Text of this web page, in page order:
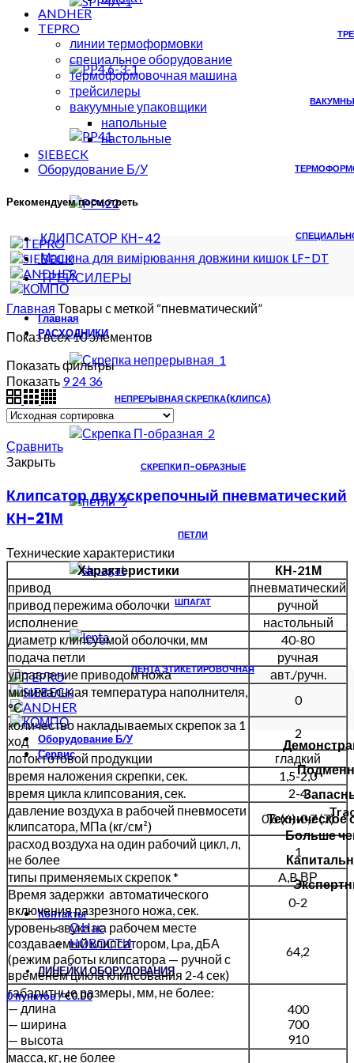
Главная
РАСХОДНИКИ
НЕПРЕРЫВНАЯ СКРЕПКА(КЛИПСА)
СКРЕПКИ П-ОБРАЗНЫЕ
ПЕТЛИ
ШПАГАТ
ЛЕНТА ЭТИКЕТИРОВОЧНАЯ
Оборудование Б/У
Сервис
Техническое
Больше
Контакты
О Нас
НОВОСТИ
ЛИНЕЙКИ ОБОРУДОВАНИЯ
0пунктов/€0.00
ANDHER
TEPRO
линии термоформовки
специальное оборудование
термоформовочная машина
трейсилеры
вакуумные упаковщики
напольные
настольные
SIEBECK
Оборудование Б/У
Рекомендуем посмотреть
КЛИПСАТОР КН-42
Машина для вимірювання довжини кишок LF-DT
ТРЕЙСИЛЕРЫ
Главная Товары с меткой “пневматический”
Показ всех 10 элементов
Показать фильтры
Показать 9 24 36
Сравнить
Закрыть
Клипсатор двухскрепочный пневматический
КН-21М
Технические характеристики
Характеристики
КН-21М
привод
пневматический
привод пережима оболочки
ручной
исполнение
наcтольный
диаметр клипсуемой оболочки, мм
40-80
подача петли
ручная
управление приводом ножа
авт./ручн.
минимальная температура наполнителя,
°С
0
количество накладываемых скрепок за 1
ход
2
лоток готовой продукции
гладкий
время наложения скрепки, сек.
1,5-2,0
время цикла клипсования, сек.
2-4
давление воздуха в рабочей пневмосети
клипсатора, МПа (кг/см²)
0,6 (6)-0,7 (7)
расход воздуха на один рабочий цикл, л,
не более
1
типы применяемых скрепок *
A,B,ВР
Время задержки автоматического
включения разрезного ножа, сек.
0-2
уровень звука на рабочем месте
создаваемый клипсатором, Lpa, дБА
(режим работы клипсатора — ручной с
временем цикла клипсования 2-4 сек)
64,2
габаритные размеры, мм, не более:
— длина
— ширина
— высота
400
700
910
масса, кг, не более